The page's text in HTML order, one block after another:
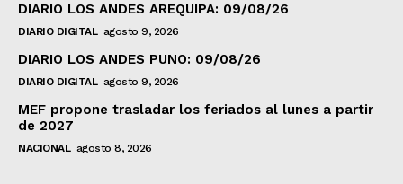
DIARIO LOS ANDES AREQUIPA: 09/08/26
DIARIO DIGITAL agosto 9, 2026
DIARIO LOS ANDES PUNO: 09/08/26
DIARIO DIGITAL agosto 9, 2026
MEF propone trasladar los feriados al lunes a partir
de 2027
NACIONAL agosto 8, 2026